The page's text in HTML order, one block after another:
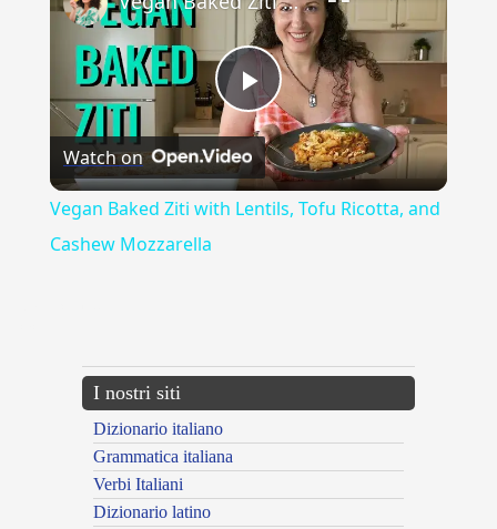
Play
Video
Watch on
Vegan Baked Ziti with Lentils, Tofu Ricotta, and
Cashew Mozzarella
I nostri siti
Dizionario italiano
Grammatica italiana
Verbi Italiani
Dizionario latino